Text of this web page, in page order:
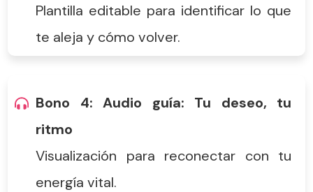
Plantilla editable para identificar lo que
te aleja y cómo volver.
Bono 4: Audio guía: Tu deseo, tu
ritmo
Visualización para reconectar con tu
energía vital.